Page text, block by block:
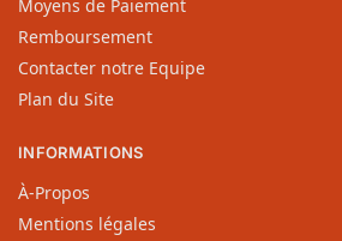
Moyens de Paiement
Remboursement
Contacter notre Equipe
Plan du Site
INFORMATIONS
À-Propos
Mentions légales